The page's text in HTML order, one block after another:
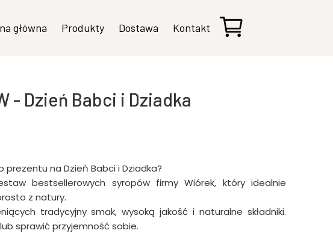
- Dzień Babci i Dziadka
na Dzień Babci i Dziadka?
bestsellerowych syropów firmy Wiórek, który idealnie
z natury.
tradycyjny smak, wysoką jakość i naturalne składniki.
sprawić przyjemność sobie.
główna Produkty
Konfitury, dżemy i powidła
Sałatki i warzywa
Pasty warzywne
Zestawy
Dostawa Kontakt